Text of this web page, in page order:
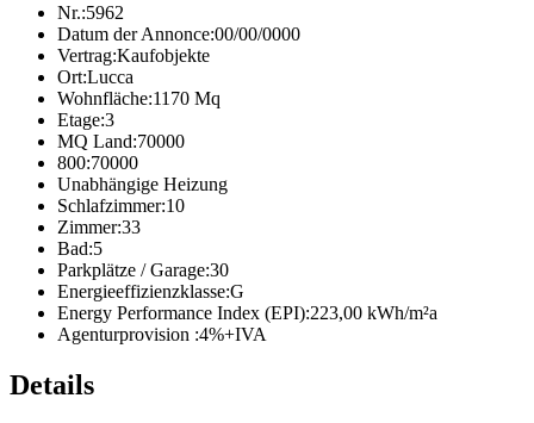
Nr.:5962
Datum der Annonce:00/00/0000
Vertrag:Kaufobjekte
Ort:Lucca
Wohnfläche:1170 Mq
Etage:3
MQ Land:70000
800:70000
Unabhängige Heizung
Schlafzimmer:10
Zimmer:33
Bad:5
Parkplätze / Garage:30
Energieeffizienzklasse:G
Energy Performance Index (EPI):223,00 kWh/m²a
Agenturprovision :4%+IVA
Details